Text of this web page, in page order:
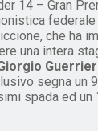
14 – Gran
che ha
una intera
segna un
spada ed